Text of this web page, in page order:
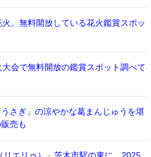
。無料開放している花火鑑賞スポッ
会で無料開放の鑑賞スポット調べて
さぎ」の涼やかな葛まんじゅうを堪
売も